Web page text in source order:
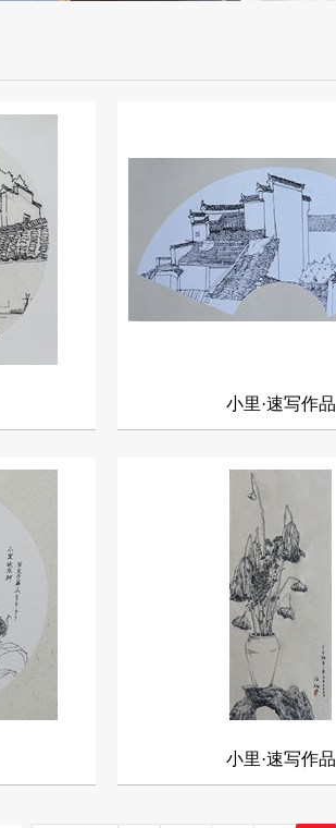
◇ 诗里婺源| 小里画室2025届写生作品展！
◇ 平安喜乐，小里画室与你温暖相伴!
◇ 小里画室狂欢派对：考前释放压力，轻
松迎接2024美术联...
◇ 72小时，42副作品，小里创作课堂实力
小里·速写作品
小里·速写作品